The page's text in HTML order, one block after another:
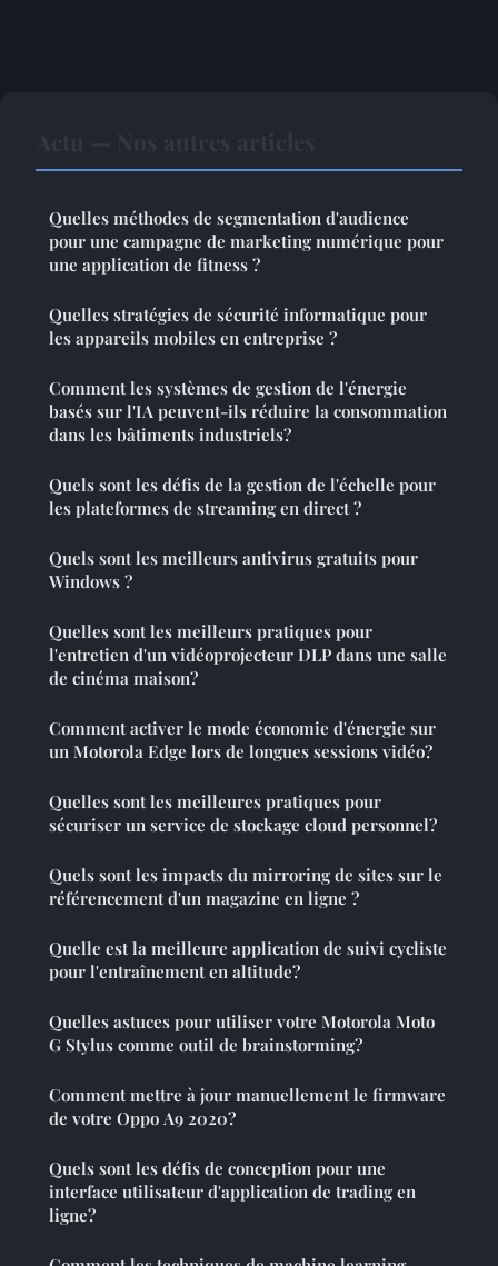
Quelles méthodes de segmentation d'audience
pour une campagne de marketing numérique pour
une application de fitness ?
Quelles stratégies de sécurité informatique pour
les appareils mobiles en entreprise ?
Comment les systèmes de gestion de l'énergie
basés sur l'IA peuvent-ils réduire la consommation
dans les bâtiments industriels?
Quels sont les défis de la gestion de l'échelle pour
les plateformes de streaming en direct ?
Quels sont les meilleurs antivirus gratuits pour
Windows ?
Quelles sont les meilleurs pratiques pour
l'entretien d'un vidéoprojecteur DLP dans une salle
de cinéma maison?
Comment activer le mode économie d'énergie sur
un Motorola Edge lors de longues sessions vidéo?
Quelles sont les meilleures pratiques pour
sécuriser un service de stockage cloud personnel?
Quels sont les impacts du mirroring de sites sur le
référencement d'un magazine en ligne ?
Quelle est la meilleure application de suivi cycliste
pour l'entraînement en altitude?
Quelles astuces pour utiliser votre Motorola Moto
G Stylus comme outil de brainstorming?
Comment mettre à jour manuellement le firmware
de votre Oppo A9 2020?
Quels sont les défis de conception pour une
interface utilisateur d'application de trading en
ligne?